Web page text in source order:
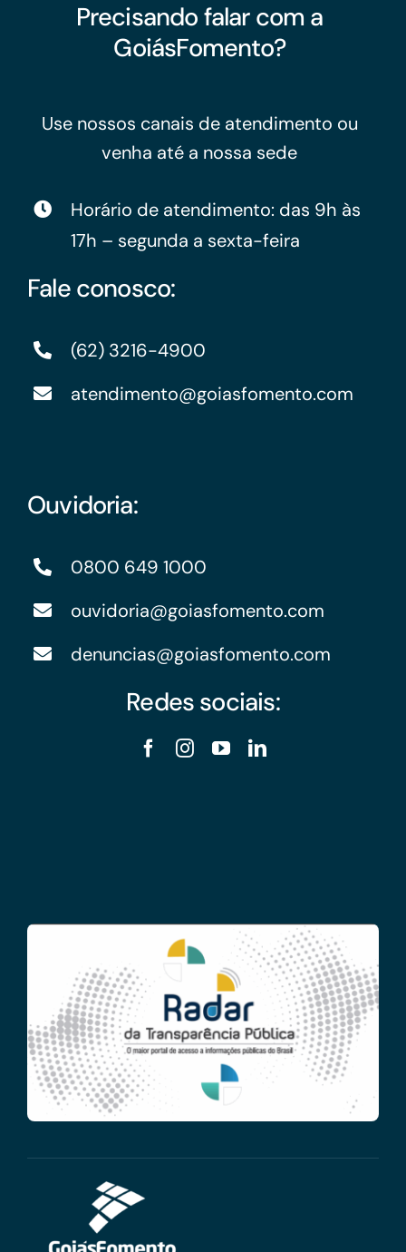
Precisando falar com a
GoiásFomento?
Use nossos canais de atendimento ou
venha até a nossa sede
Horário de atendimento: das 9h às
17h – segunda a sexta-feira
Fale conosco:
(62) 3216-4900
atendimento@goiasfomento.com
Ouvidoria:
0800 649 1000
ouvidoria@goiasfomento.com
denuncias@goiasfomento.com
Redes sociais: